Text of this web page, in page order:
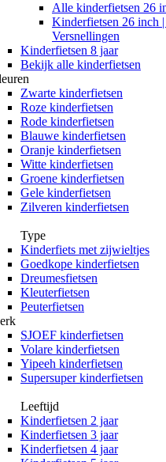
Alle kinderfietsen 26
Kinderfietsen 26 inch
Versnellingen
Kinderfietsen 8 jaar
Bekijk alle kinderfietsen
Zwarte kinderfietsen
Roze kinderfietsen
Rode kinderfietsen
Blauwe kinderfietsen
Oranje kinderfietsen
Witte kinderfietsen
Groene kinderfietsen
Gele kinderfietsen
Zilveren kinderfietsen
Type
Kinderfiets met zijwieltjes
Goedkope kinderfietsen
Dreumesfietsen
Kleuterfietsen
Peuterfietsen
SJOEF kinderfietsen
Volare kinderfietsen
Yipeeh kinderfietsen
Supersuper kinderfietsen
Leeftijd
Kinderfietsen 2 jaar
Kinderfietsen 3 jaar
Kinderfietsen 4 jaar